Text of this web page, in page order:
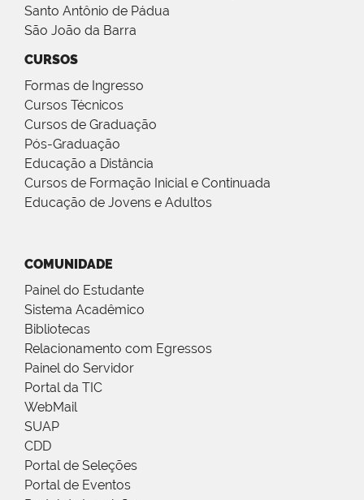
Santo Antônio de Pádua
São João da Barra
CURSOS
Formas de Ingresso
Cursos Técnicos
Cursos de Graduação
Pós-Graduação
Educação a Distância
Cursos de Formação Inicial e Continuada
Educação de Jovens e Adultos
COMUNIDADE
Painel do Estudante
Sistema Acadêmico
Bibliotecas
Relacionamento com Egressos
Painel do Servidor
Portal da TIC
WebMail
SUAP
CDD
Portal de Seleções
Portal de Eventos